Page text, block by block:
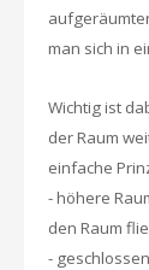
man sich in
Wichtig ist
der Raum
einfache
- höhere
den Raum
-